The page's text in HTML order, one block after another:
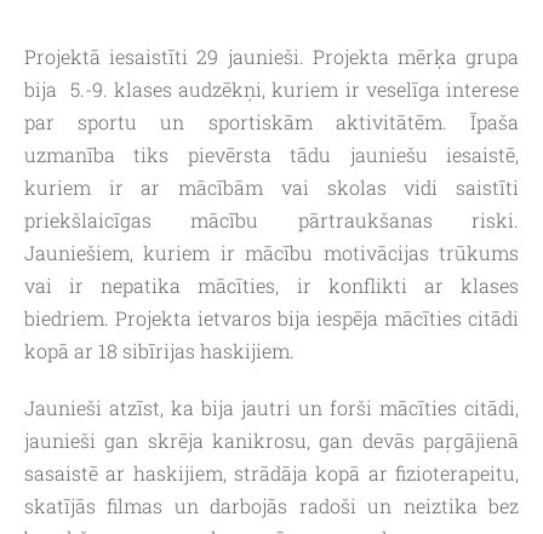
Projektā iesaistīti 29 jaunieši. Projekta mērķa grupa
bija 5.-9. klases audzēkņi, kuriem ir veselīga interese
par sportu un sportiskām aktivitātēm. Īpaša
uzmanība tiks pievērsta tādu jauniešu iesaistē,
kuriem ir ar mācībām vai skolas vidi saistīti
priekšlaicīgas mācību pārtraukšanas riski.
Jauniešiem, kuriem ir mācību motivācijas trūkums
vai ir nepatika mācīties, ir konflikti ar klases
biedriem. Projekta ietvaros bija iespēja mācīties citādi
kopā ar 18 sibīrijas haskijiem.
Jaunieši atzīst, ka bija jautri un forši mācīties citādi,
jaunieši gan skrēja kanikrosu, gan devās paŗgājienā
sasaistē ar haskijiem, strādāja kopā ar fizioterapeitu,
skatījās filmas un darbojās radoši un neiztika bez